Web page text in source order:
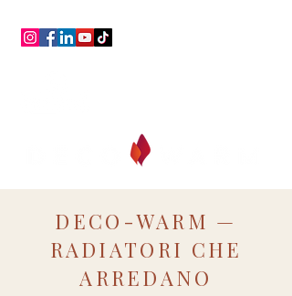
DECO-WARM —
RADIATORI CHE
ARREDANO